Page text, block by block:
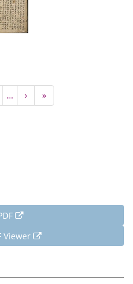
…
Next
page
›
Last
page
»
Viewer